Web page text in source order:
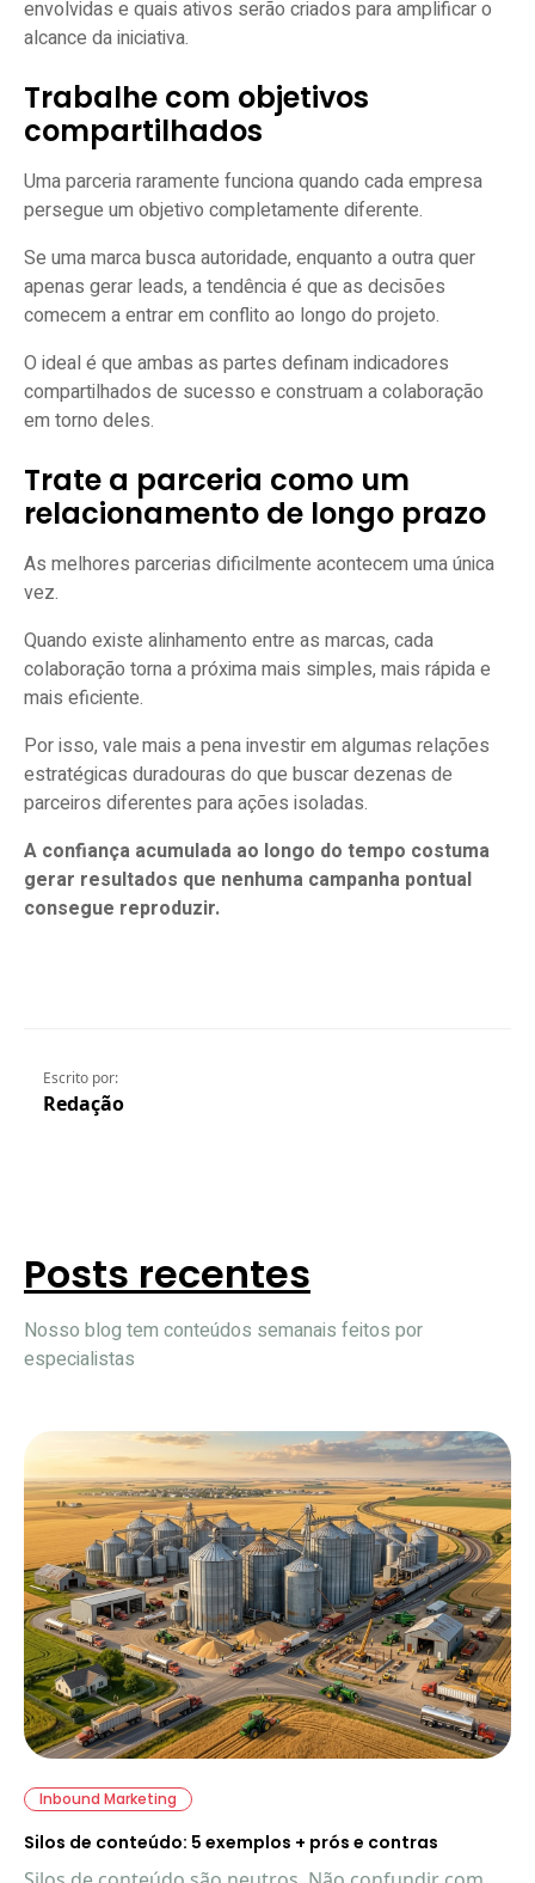
envolvidas e quais ativos serão criados para amplificar o
alcance da iniciativa.
Trabalhe com objetivos
compartilhados
Uma parceria raramente funciona quando cada empresa
persegue um objetivo completamente diferente.
Se uma marca busca autoridade, enquanto a outra quer
apenas gerar leads, a tendência é que as decisões
comecem a entrar em conflito ao longo do projeto.
O ideal é que ambas as partes definam indicadores
compartilhados de sucesso e construam a colaboração
em torno deles.
Trate a parceria como um
relacionamento de longo prazo
As melhores parcerias dificilmente acontecem uma única
vez.
Quando existe alinhamento entre as marcas, cada
colaboração torna a próxima mais simples, mais rápida e
mais eficiente.
Por isso, vale mais a pena investir em algumas relações
estratégicas duradouras do que buscar dezenas de
parceiros diferentes para ações isoladas.
A confiança acumulada ao longo do tempo costuma
gerar resultados que nenhuma campanha pontual
consegue reproduzir.
Escrito por:
Redação
Posts recentes
Nosso blog tem conteúdos semanais feitos por
especialistas
Inbound Marketing
Silos de conteúdo: 5 exemplos + prós e contras